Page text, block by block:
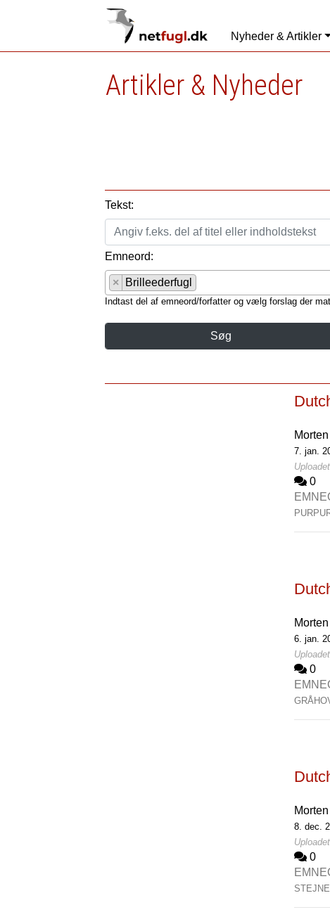
Nyheder & Artikler
Artikler & Nyheder
Tekst:
Emneord:
× Brilleederfugl
Indtast del af emneord/forfatter og vælg forslag der
Søg
7. jan.
0
6. jan.
0
8. dec.
0